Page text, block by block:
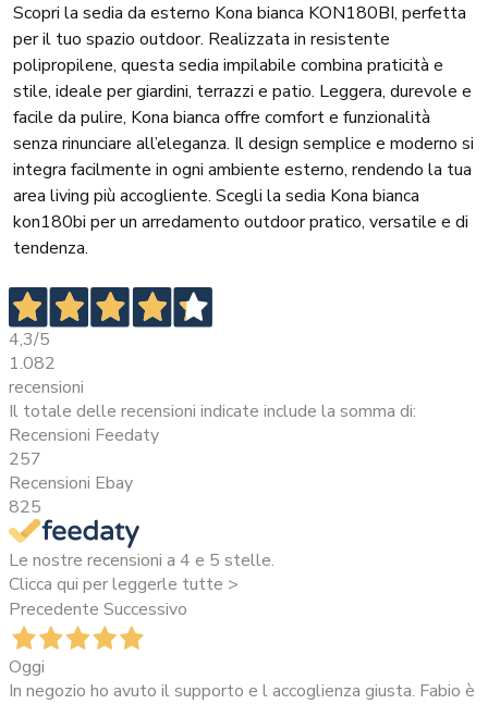
Scopri la sedia da esterno Kona bianca KON180BI, perfetta
per il tuo spazio outdoor. Realizzata in resistente
polipropilene, questa sedia impilabile combina praticità e
stile, ideale per giardini, terrazzi e patio. Leggera, durevole e
facile da pulire, Kona bianca offre comfort e funzionalità
senza rinunciare all’eleganza. Il design semplice e moderno si
integra facilmente in ogni ambiente esterno, rendendo la tua
area living più accogliente. Scegli la sedia Kona bianca
kon180bi per un arredamento outdoor pratico, versatile e di
tendenza.
4,3/5
1.082
recensioni
Il totale delle recensioni indicate include la somma di:
Recensioni Feedaty
257
Recensioni Ebay
825
Le nostre recensioni a 4 e 5 stelle.
Clicca qui per leggerle tutte >
Precedente Successivo
Oggi
In negozio ho avuto il supporto e l accoglienza giusta. Fabio è